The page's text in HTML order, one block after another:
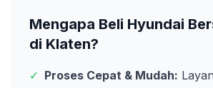
Mengapa Beli Hyundai
di Klaten?
✓ Proses Cepat & Mudah: